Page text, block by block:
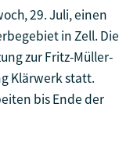
29. Juli, einen
in Zell. Die
zur Fritz-Müller-
Klärwerk statt.
bis Ende der